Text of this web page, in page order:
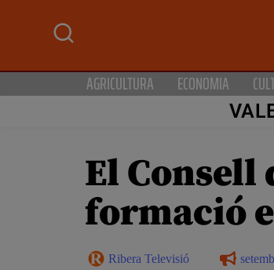
AGRICULTURA ECONOMIA
El Consell
formació
Ribera Televisió